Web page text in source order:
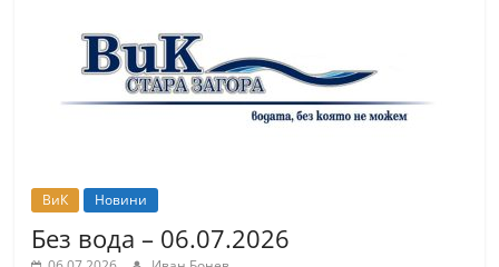
ВиК Новини
Без вода – 06.07.2026